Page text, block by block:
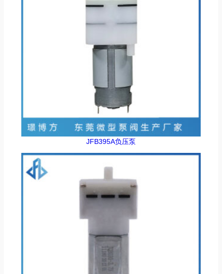
JFB395A负压泵